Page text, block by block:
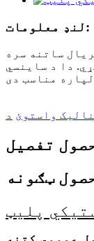
لنډ معلومات:
ساتنه سره
دا د ساینسي
واستوئ
تفصیل
ټګونه
پلیټ